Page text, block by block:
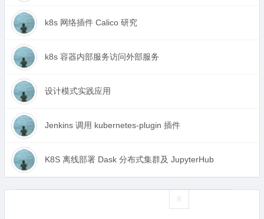
k8s 网络插件 Calico 研究
k8s 容器内部服务访问外部服务
设计模式实践应用
Jenkins 调用 kubernetes-plugin 插件
K8S 离线部署 Dask 分布式集群及 JupyterHub
8